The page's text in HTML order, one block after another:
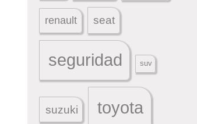
renault seat
seguridad suv
suzuki toyota